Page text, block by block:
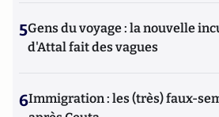
5Gens du voyage : la nouvelle
d'Attal fait des vagues
6Immigration : les (très) faux-